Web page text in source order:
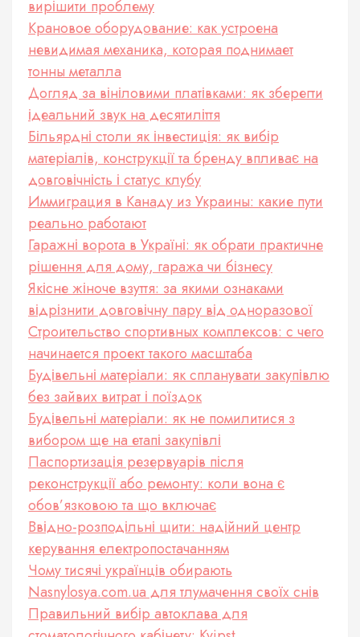
вирішити проблему
Крановое оборудование: как устроена
невидимая механика, которая поднимает
тонны металла
Догляд за вініловими платівками: як зберегти
ідеальний звук на десятиліття
Більярдні столи як інвестиція: як вибір
матеріалів, конструкції та бренду впливає на
довговічність і статус клубу
Иммиграция в Канаду из Украины: какие пути
реально работают
Гаражні ворота в Україні: як обрати практичне
рішення для дому, гаража чи бізнесу
Якісне жіноче взуття: за якими ознаками
відрізнити довговічну пару від одноразової
Строительство спортивных комплексов: с чего
начинается проект такого масштаба
Будівельні матеріали: як спланувати закупівлю
без зайвих витрат і поїздок
Будівельні матеріали: як не помилитися з
вибором ще на етапі закупівлі
Паспортизація резервуарів після
реконструкції або ремонту: коли вона є
обов’язковою та що включає
Ввідно-розподільні щити: надійний центр
керування електропостачанням
Чому тисячі українців обирають
Nasnylosya.com.ua для тлумачення своїх снів
Правильний вибір автоклава для